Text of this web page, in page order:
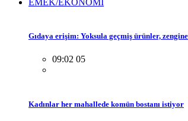
EMEK/EKONOMİ
Gıdaya erişim: Yoksula geçmiş ürünler,
09:02 05
Kadınlar her mahallede komün bostanı istiyor